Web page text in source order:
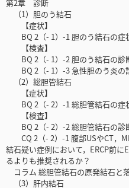
第2章 診断
（1）胆のう結石
【症状】
BQ 2（- 1）-1 胆のう結石の症
【検査】
BQ 2（- 1）-2 胆のう結石の診
BQ 2（- 1）-3 急性胆のう炎の
（2）総胆管結石
【症状】
BQ 2（- 2）-1 総胆管結石の症
【検査】
BQ 2（- 2）-2 総胆管結石の診
CQ 2（- 2）-1 腹部USやCT，
結石疑い症例において，ERCP前に
るよりも推奨されるか？
コラム 総胆管結石の原発結石と
（3）肝内結石